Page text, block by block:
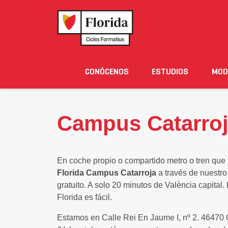
Noticias Eventos Blog Solicita
CONÓCENOS ESTUDIOS
ALOJAMIENTO
JORNADAS DE PUERTAS
Campus
En coche propio o compartido metro o tren que
Florida Campus Catarroja a través de
gratuito. A solo 20 minutos de València capital.
Florida es fácil.
Estamos en Calle Rei En Jaume I, nº 2. 46470